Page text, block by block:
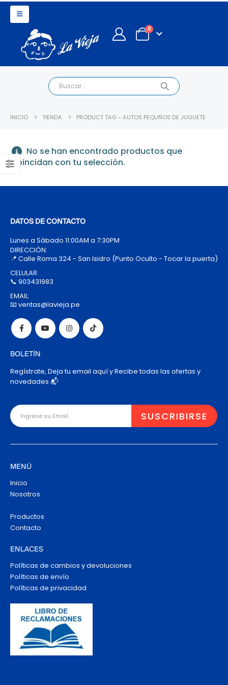
0
INICIO TIENDA PRODUCT TAG - AUTOS PEQUÑOS DE JUGUETE
No se han encontrado productos que
coincidan con tu selección.
DATOS DE CONTACTO
Lunes a Sábado 11:00AM a 7:30PM
DIRECCIÓN:
📍 Calle Roma 324 - San Isidro (Punto Oculto - Tocar la puerta)
CELULAR:
📞 903431983
EMAIL:
📧 ventas@lavieja.pe
BOLETÍN
Regístrate, Deja tu email aquí y Recibe todas las ofertas y
novedades 📬
MENÚ
Inicio
Nosotros
Productos
Contacto
ENLACES
Políticas de cambios y devoluciones
Políticas de envío
Políticas de privacidad